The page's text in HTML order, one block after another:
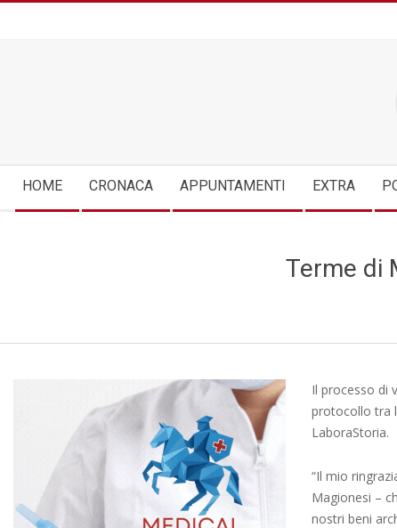
Navigation
Menu
HOME CRONACA APPUNTAMENTI EXTRA
Terme di
Il processo di
protocollo tra
LaboraStoria.
“Il mio
Magionesi –
nostri beni